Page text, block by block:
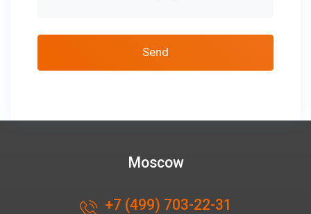
Send
Moscow
+7 (499) 703-22-31